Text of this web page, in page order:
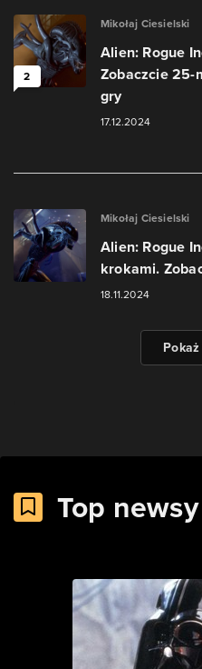
2
Mikołaj Ciesielski
Alien: Rogue
Zobaczcie 25-
gry
17.12.2024
Mikołaj Ciesielski
Alien: Rogue
krokami.
18.11.2024
Top newsy